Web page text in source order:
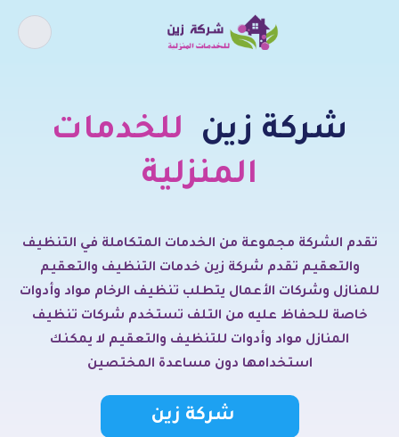
شركة زين
للخدمات
المنزلية
تقدم الشركة مجموعة من الخدمات المتكاملة في التنظيف
والتعقيم تقدم شركة زين خدمات التنظيف والتعقيم
للمنازل وشركات الأعمال يتطلب تنظيف الرخام مواد وأدوات
خاصة للحفاظ عليه من التلف تستخدم شركات تنظيف
المنازل مواد وأدوات للتنظيف والتعقيم لا يمكنك
استخدامها دون مساعدة المختصين
شركة زين
كيف يمكننى مساعدتك ؟
اذا كنت تبحث عن افضل شركة خدمات
منزلية و عروض شركات التنظيف فقد
وصلت الى المكان الصحيح.
أسباب و حل ارتفاع فواتير
المياه
تسليك المجاري
خدمات الأثاث خدمات التنظيف
خدمة شحن السيارات كشف تسربات المياه